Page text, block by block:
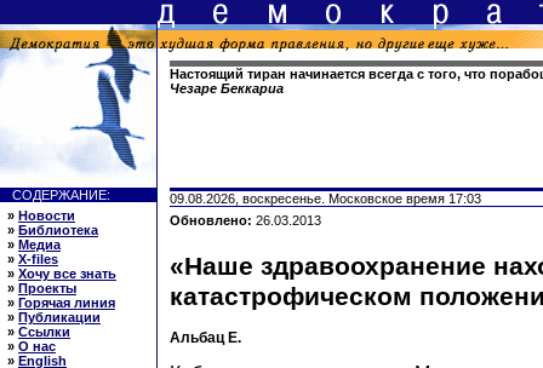
Настоящий тиран начинается всегда с того, что
Чезаре Беккариа
СОДЕРЖАНИЕ:
» Новости
» Библиотека
» Медиа
» X-files
» Хочу все знать
» Проекты
» Горячая линия
» Публикации
» Ссылки
» О нас
» English
09.08.2026, воскресенье. Московское время 17:03
Обновлено: 26.03.2013
«Наше здравоохранение
катастрофическом
Альбац Е.